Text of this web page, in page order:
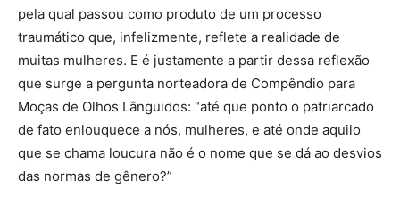
pela qual passou como produto de um processo
traumático que, infelizmente, reflete a realidade de
muitas mulheres. E é justamente a partir dessa reflexão
que surge a pergunta norteadora de Compêndio para
Moças de Olhos Lânguidos: “até que ponto o patriarcado
de fato enlouquece a nós, mulheres, e até onde aquilo
que se chama loucura não é o nome que se dá ao desvios
das normas de gênero?”